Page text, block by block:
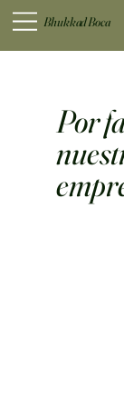
Bhukkad Boca
Por